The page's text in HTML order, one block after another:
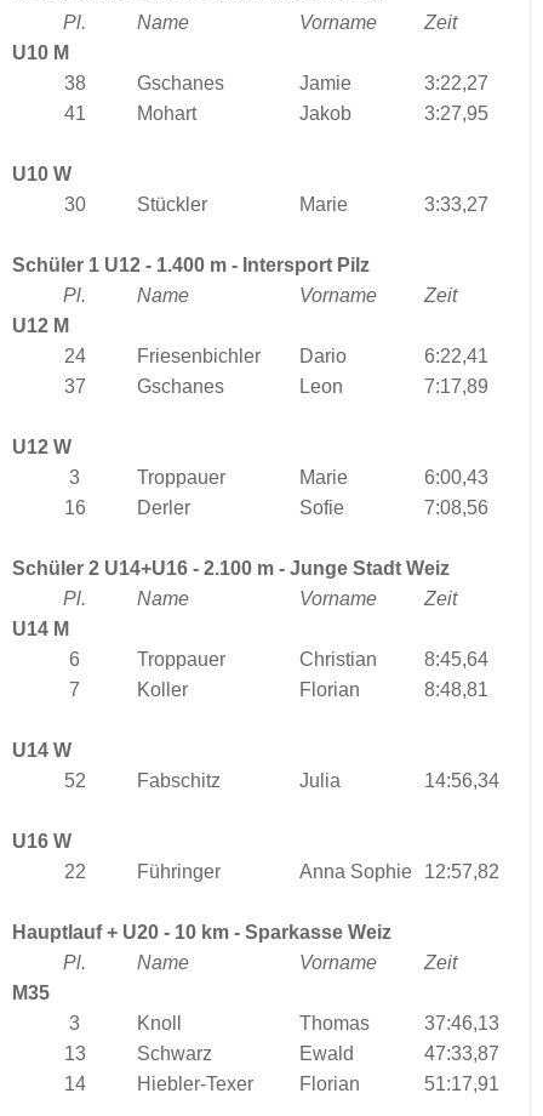
Pl.
Name Vorname
Zeit
U10 M
38
Gschanes Jamie
3:22,27
41
Mohart Jakob 3:27,95
U10 W
30
Stückler Marie 3:33,27
Schüler 1 U12 - 1.400 m - Intersport Pilz
Pl.
Name Vorname
Zeit
U12 M
24
Friesenbichler Dario
6:22,41
37
Gschanes Leon 7:17,89
U12 W
3
Troppauer Marie
6:00,43
16
Derler Sofie 7:08,56
Schüler 2 U14+U16 - 2.100 m - Junge Stadt Weiz
Pl.
Name Vorname
Zeit
U14 M
6
Troppauer Christian
8:45,64
7
Koller Florian 8:48,81
U14 W
52
Fabschitz Julia 14:56,34
U16 W
22
Führinger Anna Sophie 12:57,82
Hauptlauf + U20 - 10 km - Sparkasse Weiz
Pl.
Name Vorname
Zeit
M35
3
Knoll Thomas
37:46,13
13
Schwarz Ewald
47:33,87
14
Hiebler-Texer Florian 51:17,91